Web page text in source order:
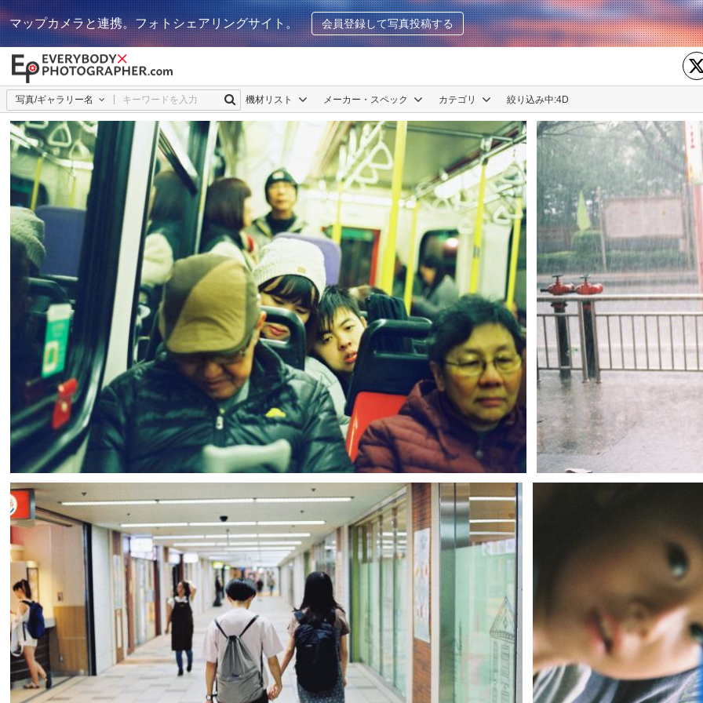
マップカメラと連携。フォトシェアリングサイト。 会員登録して写真投稿する
写真/ギャラリー名 機材リスト メーカー・スペック カテゴリ 絞り込み中:4D
楊 雨遥 楊 雨遥